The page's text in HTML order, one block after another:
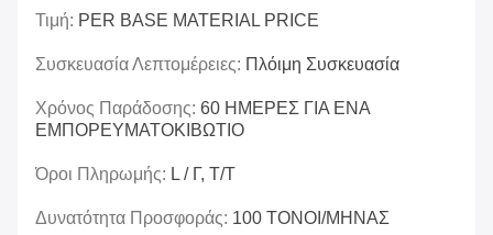
Τιμή: PER BASE MATERIAL PRICE
Συσκευασία Λεπτομέρειες: Πλόιμη Συσκευασία
Χρόνος Παράδοσης: 60 ΗΜΕΡΕΣ ΓΙΑ ΕΝΑ
ΕΜΠΟΡΕΥΜΑΤΟΚΙΒΩΤΙΟ
Όροι Πληρωμής: L / Γ, Τ/Τ
Δυνατότητα Προσφοράς: 100 ΤΟΝΟΙ/ΜΗΝΑΣ